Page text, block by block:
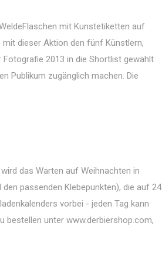
mit Kunstetiketten auf
mit dieser Aktion den fünf Künstlern,
2013 in die Shortlist gewählt
Publikum zugänglich machen. Die
das Warten auf Weihnachten in
passenden Klebepunkten), die auf 24
vorbei - jeden Tag kann
bestellen unter www.derbiershop.com,